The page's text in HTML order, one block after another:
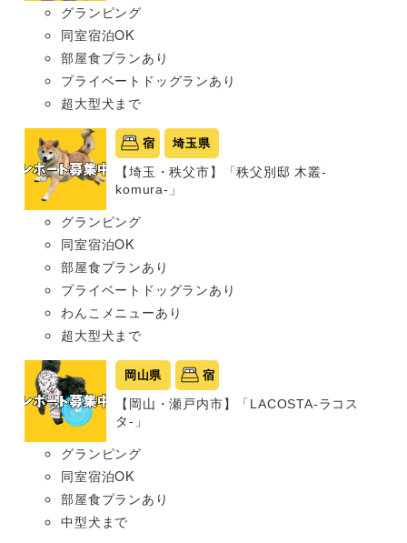
グランピング
同室宿泊OK
部屋食プランあり
プライベートドッグランあり
超大型犬まで
宿 埼玉県
【埼玉・秩父市】「秩父別邸 木叢-
komura-」
グランピング
同室宿泊OK
部屋食プランあり
プライベートドッグランあり
わんこメニューあり
超大型犬まで
岡山県 宿
【岡山・瀬戸内市】「LACOSTA-ラコス
タ-」
グランピング
同室宿泊OK
部屋食プランあり
中型犬まで